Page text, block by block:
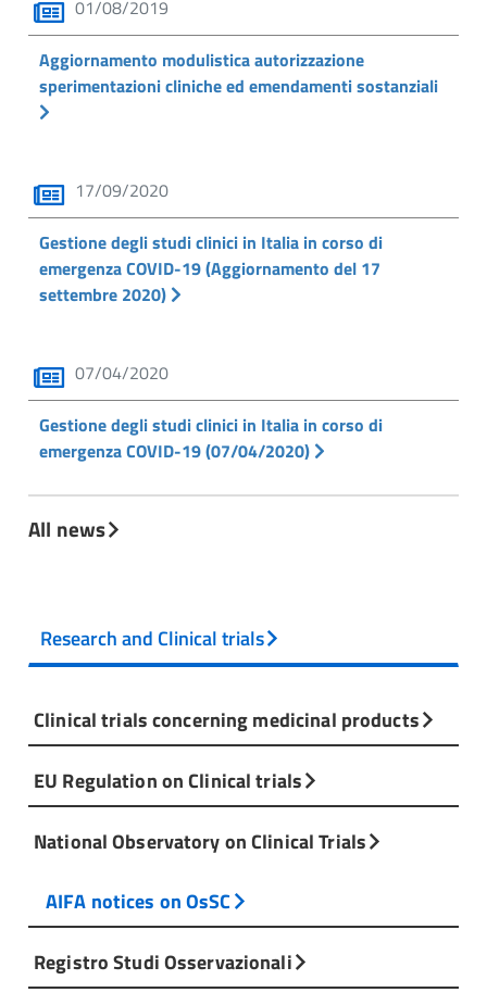
01/08/2019
Aggiornamento modulistica autorizzazione
sperimentazioni cliniche ed emendamenti sostanziali
17/09/2020
Gestione degli studi clinici in Italia in corso di
emergenza COVID-19 (Aggiornamento del 17
settembre 2020)
07/04/2020
Gestione degli studi clinici in Italia in corso di
emergenza COVID-19 (07/04/2020)
All news
Research and Clinical trials
Clinical trials concerning medicinal products
EU Regulation on Clinical trials
National Observatory on Clinical Trials
AIFA notices on OsSC
Registro Studi Osservazionali